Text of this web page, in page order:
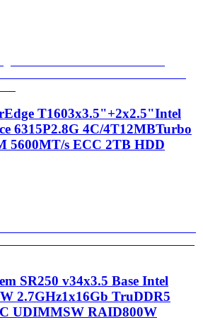
T1603x3.5"+2x2.5"Intel
6315P2.8G 4C/4T12MBTurbo
5600MT/s ECC 2TB HDD
SR250 v34x3.5 Base Intel
2.7GHz1x16Gb TruDDR5
UDIMMSW RAID800W